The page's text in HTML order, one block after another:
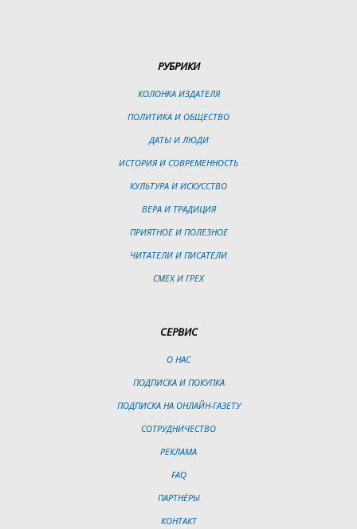
РУБРИКИ
КОЛОНКА ИЗДАТЕЛЯ
ПОЛИТИКА И ОБЩЕСТВО
ДАТЫ И ЛЮДИ
ИСТОРИЯ И СОВРЕМЕННОСТЬ
КУЛЬТУРА И ИСКУССТВО
ВЕРА И ТРАДИЦИЯ
ПРИЯТНОЕ И ПОЛЕЗНОЕ
ЧИТАТЕЛИ И ПИСАТЕЛИ
СМЕХ И ГРЕХ
СЕРВИС
О НАС
ПОДПИСКА И ПОКУПКА
ПОДПИСКА НА ОНЛАЙН-ГАЗЕТУ
СОТРУДНИЧЕСТВО
РЕКЛАМА
FAQ
ПАРТНЁРЫ
КОНТАКТ